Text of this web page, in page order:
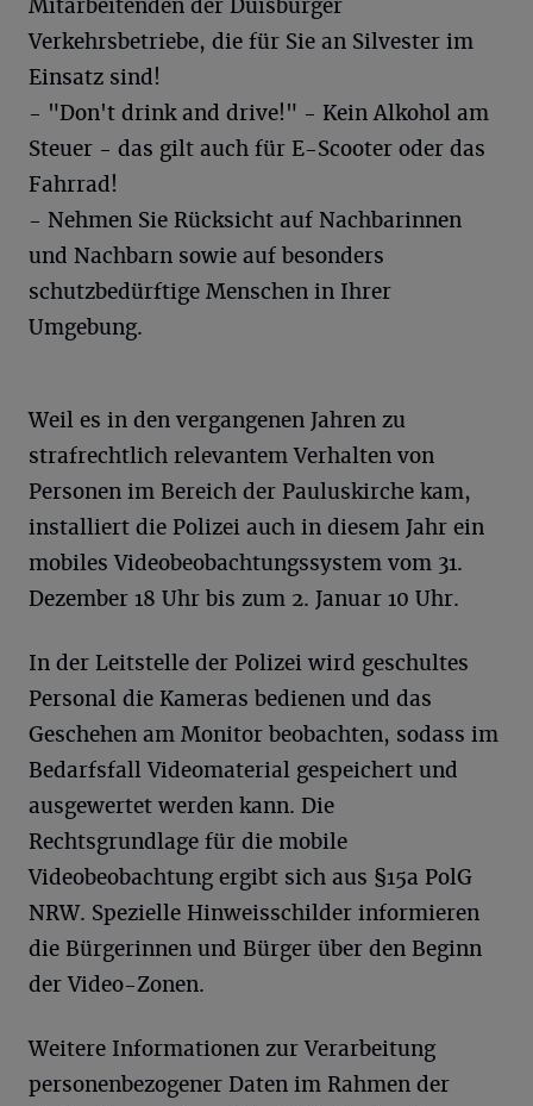
Mitarbeitenden der Duisburger
Verkehrsbetriebe, die für Sie an Silvester im
Einsatz sind!
- "Don't drink and drive!" - Kein Alkohol am
Steuer - das gilt auch für E-Scooter oder das
Fahrrad!
- Nehmen Sie Rücksicht auf Nachbarinnen
und Nachbarn sowie auf besonders
schutzbedürftige Menschen in Ihrer
Umgebung.
Weil es in den vergangenen Jahren zu
strafrechtlich relevantem Verhalten von
Personen im Bereich der Pauluskirche kam,
installiert die Polizei auch in diesem Jahr ein
mobiles Videobeobachtungssystem vom 31.
Dezember 18 Uhr bis zum 2. Januar 10 Uhr.
In der Leitstelle der Polizei wird geschultes
Personal die Kameras bedienen und das
Geschehen am Monitor beobachten, sodass im
Bedarfsfall Videomaterial gespeichert und
ausgewertet werden kann. Die
Rechtsgrundlage für die mobile
Videobeobachtung ergibt sich aus §15a PolG
NRW. Spezielle Hinweisschilder informieren
die Bürgerinnen und Bürger über den Beginn
der Video-Zonen.
Weitere Informationen zur Verarbeitung
personenbezogener Daten im Rahmen der